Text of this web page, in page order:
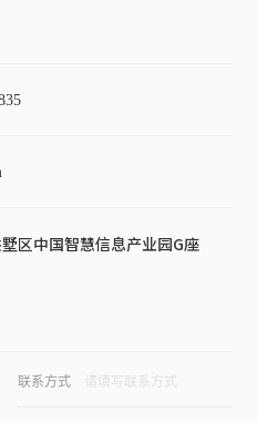
区中国智慧信息产业园G座
联系方式